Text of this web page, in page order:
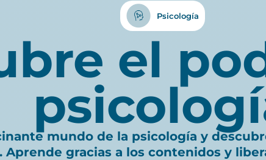
Psicología
el
mundo de la psicología y
Aprende gracias a los contenidos y